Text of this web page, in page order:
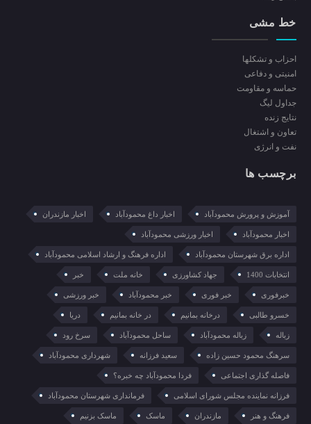
خط مشی
احزاب و تشکلها
امنیتی و دفاعی
حماسه و مقاومت
جداول لیگ
نتایج زنده
تعاون و اشتغال
نفت و انرژی
برچسب ها
آموزش و پرورش محمودآباد اخبار داغ محمودآباد اخبار مازندران
اخبار محمودآباد اخبار ورزشی محمودآباد
اداره برق شهرستان محمودآباد اداره فرهنگ و ارشاد اسلامی محمودآباد
انتخابات 1400 جهاد کشاورزی خانه ملت خبر
خبرفوری خبر فوری خبر محمودآباد خبر ورزشی
خسرو طالبی درخانه بمانیم در خانه بمانیم دریا
زباله زباله محمودآباد ساحل محمودآباد سرخ رود
سرهنگ محمود حسین زاده سعید فرزانه شهرداری محمودآباد
فاصله گذاری اجتماعی فردا محمودآباد چه خبره؟
فرزانه نماینده مجلس شورای اسلامی فرمانداری شهرستان محمودآباد
فرهنگ و هنر مازندران ماسک ماسک بزنیم